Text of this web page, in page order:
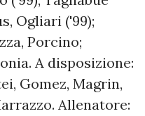
Ogliari ('99);
Porcino;
A disposizione:
Gomez, Magrin,
Allenatore: